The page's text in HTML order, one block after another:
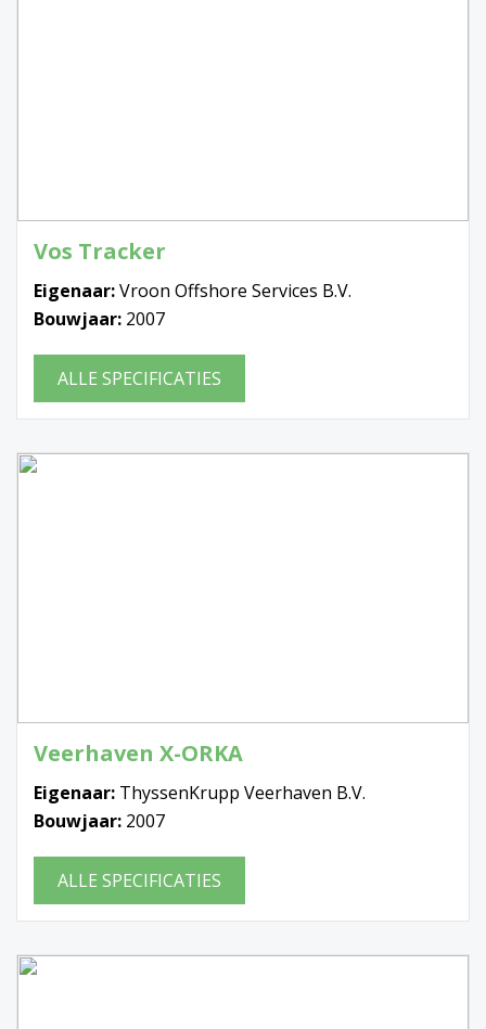
Vos Tracker
Eigenaar:Vroon Offshore Services B.V.
Bouwjaar: 2007
ALLE SPECIFICATIES
Veerhaven X-ORKA
Eigenaar: ThyssenKrupp Veerhaven B.V.
Bouwjaar: 2007
ALLE SPECIFICATIES